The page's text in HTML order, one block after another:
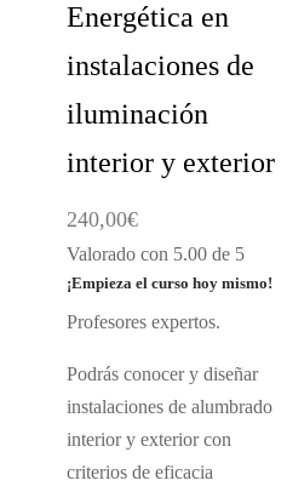
Energética en
instalaciones de
iluminación
interior y exterior
240,00€
Valorado con 5.00 de 5
¡Empieza el curso hoy mismo!
Profesores expertos.
Podrás conocer y diseñar
instalaciones de alumbrado
interior y exterior con
criterios de eficacia